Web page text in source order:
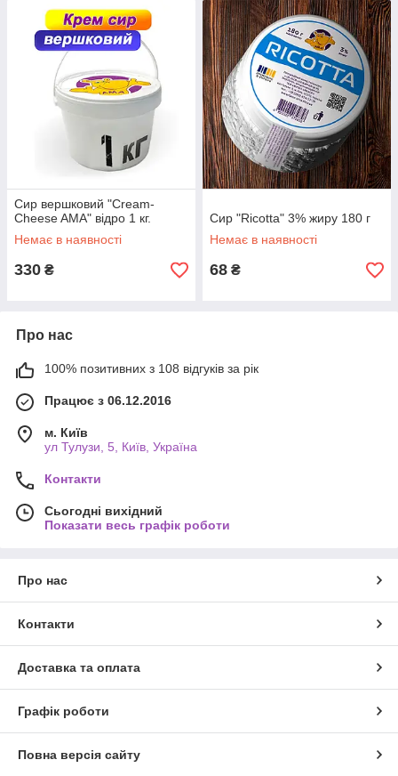
Сир вершковий "Cream-
Cheese AMA" відро 1 кг.
Немає в наявності
330 ₴
Сир "Ricotta" 3% жиру 180 г
Немає в наявності
68 ₴
Про нас
100% позитивних з 108 відгуків за рік
Працює з 06.12.2016
м. Київ
ул Тулузи, 5, Київ, Україна
Контакти
Сьогодні вихідний
Показати весь графік роботи
Про нас
Контакти
Доставка та оплата
Графік роботи
Повна версія сайту